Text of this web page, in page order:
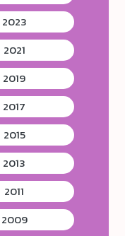
2023
2021
2019
2017
2015
2013
2011
2009